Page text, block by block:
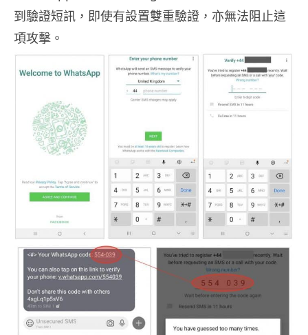
到驗證短訊，即使有設置雙重驗證，亦無法阻止這
項攻擊。